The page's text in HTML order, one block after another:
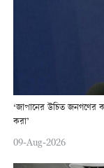
‘জাপানের উচিত জনগণের
করা’
09-Aug-2026